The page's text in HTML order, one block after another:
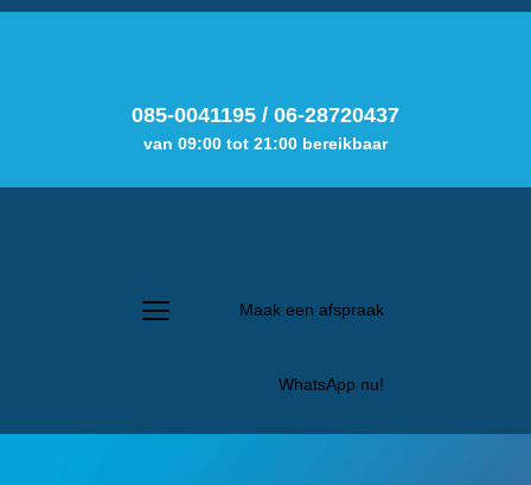
085-0041195 / 06-28720437
van 09:00 tot 21:00 bereikbaar
Maak een afspraak
WhatsApp nu!